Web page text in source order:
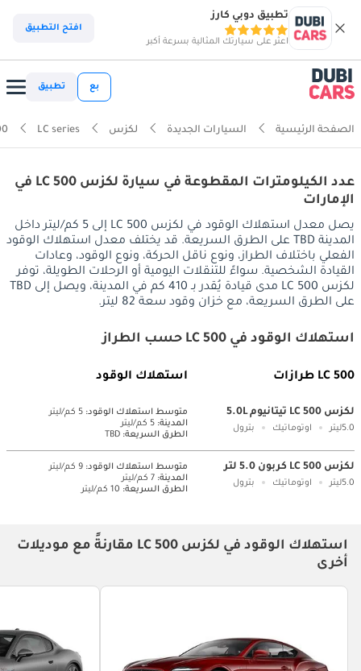
تطبيق دوبي كارز
اعثر على سيارتك المثالية بسرعة أكبر
افتح التطبيق
بع تطبيق
الصفحة الرئيسية السيارات الجديدة لكزس LC series
عدد الكيلومترات المقطوعة في سيارة لكزس LC 500 في
الإمارات
يصل معدل استهلاك الوقود في لكزس LC 500 إلى 5 كم/ليتر داخل
المدينة TBD على الطرق السريعة. قد يختلف معدل استهلاك الوقود
الفعلي باختلاف الطراز، ونوع ناقل الحركة، ونوع الوقود، وعادات
القيادة الشخصية. سواءً للتنقلات اليومية أو الرحلات الطويلة، توفر
لكزس LC 500 مدى قيادة يُقدر بـ 410 كم في المدينة، ويصل إلى TBD
على الطرق السريعة، مع خزان وقود سعة 82 ليتر.
استهلاك الوقود في LC 500 حسب الطراز
LC 500 طرازات استهلاك الوقود
لكزس LC 500 تيتانيوم 5.0L
5.0ليتر اوتوماتيك بترول
متوسط ​​استهلاك الوقود: 5 كم/ليتر
المدينة: 5 كم/ليتر
الطرق السريعة: TBD
لكزس LC 500 كربون 5.0 لتر
5.0ليتر اوتوماتيك بترول
متوسط ​​استهلاك الوقود: 9 كم/ليتر
المدينة: 7 كم/ليتر
الطرق السريعة: 10 كم/ليتر
استهلاك الوقود في لكزس LC 500 مقارنةً مع موديلات
أخرى